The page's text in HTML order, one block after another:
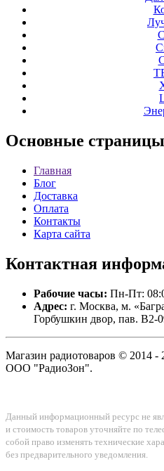
Основные страницы
Главная
Блог
Доставка
Оплата
Контакты
Карта сайта
Контактная
Рабочие часы: Пн-Пт:
Адрес: г. Москва, м.
Горбушкин двор, пав. B2-
Магазин радиотоваров © 2014 -
ООО "РадиоЗон".
Данный информационный ресурс не
и стоимость товаров уточняйте по
собой право изменять технические
без предварительного уведомления.